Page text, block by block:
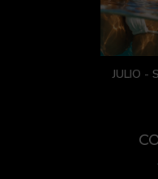
JULIO -